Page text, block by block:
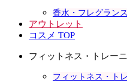
香水・フレグラン
アウトレット
コスメ TOP
フィットネス・トレー
フィットネス・ト